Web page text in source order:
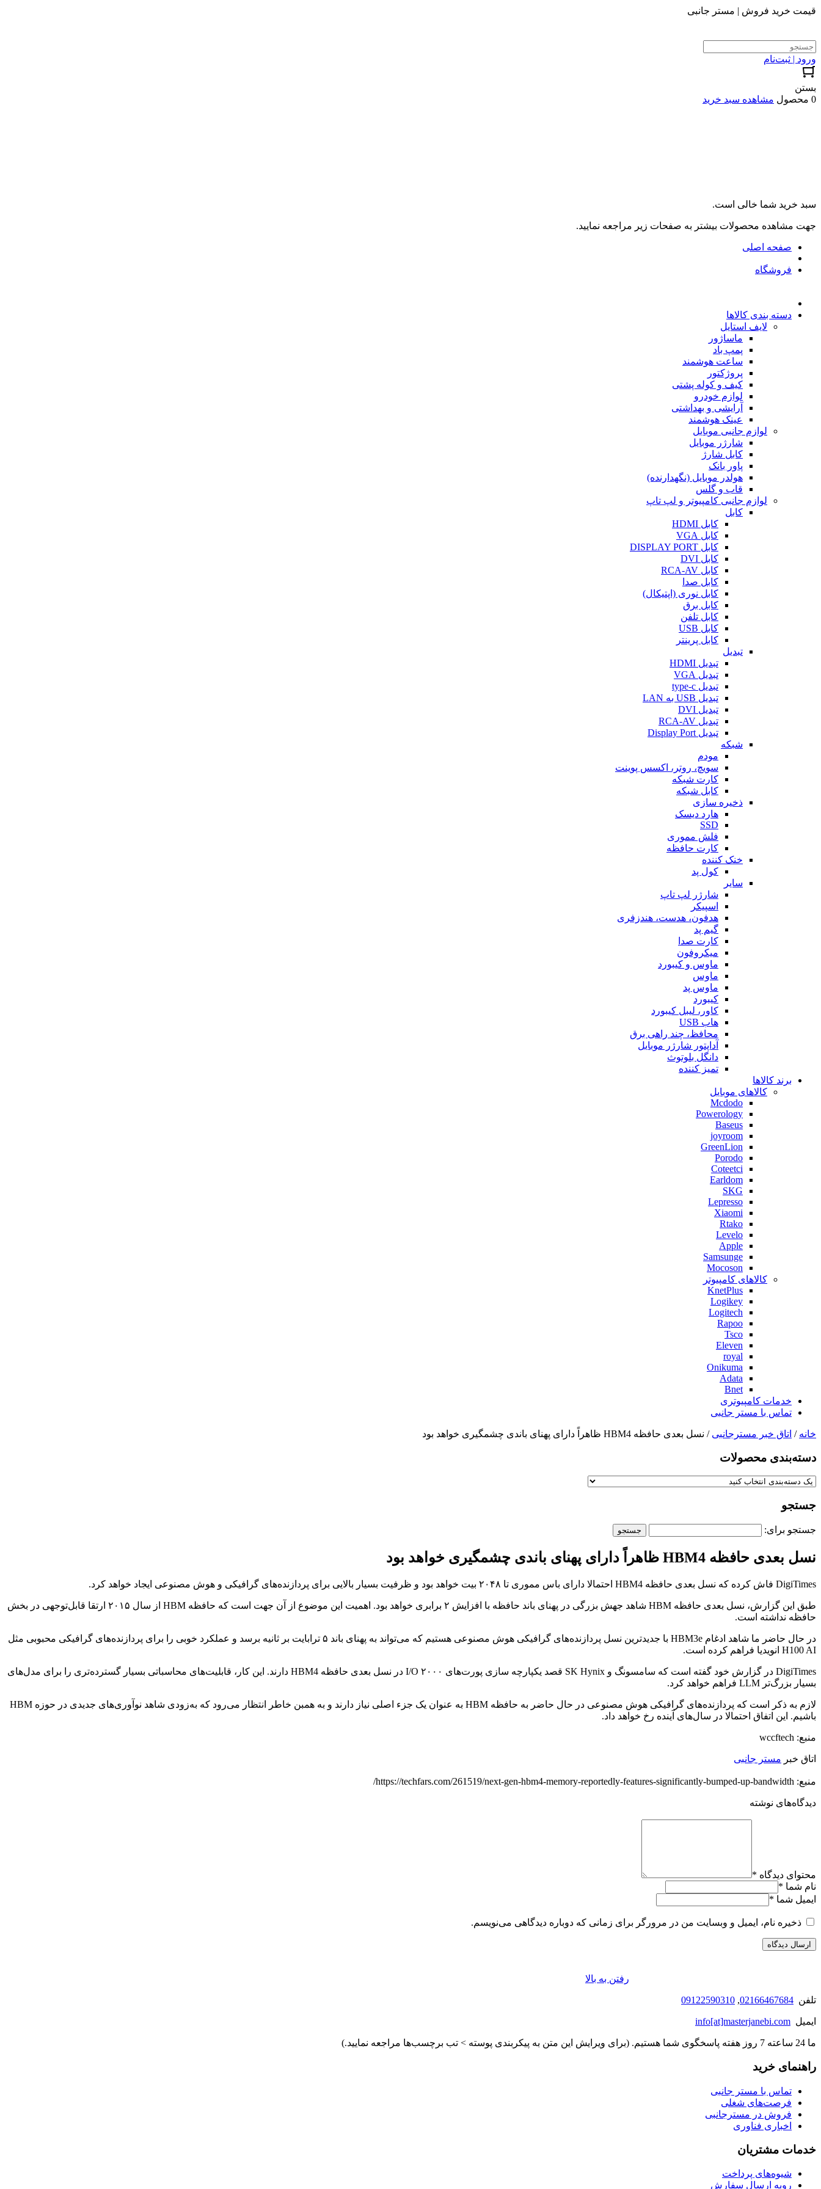
قیمت خرید فروش | مستر جانبی
ورود | ثبت‌نام
بستن
0 محصول
مشاهده سبد خرید
سبد خرید شما خالی است.
جهت مشاهده محصولات بیشتر به صفحات زیر مراجعه نمایید.
صفحه اصلی
فروشگاه
دسته بندی کالاها
لایف استایل
ماساژور
پمپ باد
ساعت هوشمند
پروژکتور
کیف و کوله پشتی
لوازم خودرو
آرایشی و بهداشتی
عینک هوشمند
لوازم جانبی موبایل
شارژر موبایل
کابل شارژ
پاور بانک
هولدر موبایل (نگهدارنده)
قاب و گلس
لوازم جانبی کامپیوتر و لپ تاپ
کابل
کابل HDMI
کابل VGA
کابل DISPLAY PORT
کابل DVI
کابل RCA-AV
کابل صدا
کابل نوری (اپتیکال)
کابل برق
کابل تلفن
کابل USB
کابل پرینتر
تبدیل
تبدیل HDMI
تبدیل VGA
تبدیل type-c
تبدیل USB به LAN
تبدیل DVI
تبدیل RCA-AV
تبدیل Display Port
شبکه
مودم
سویچ، روتر، اکسس پوینت
کارت شبکه
کابل شبکه
ذخیره سازی
هارد دیسک
SSD
فلش مموری
کارت حافظه
خنک کننده
کول پد
سایر
شارژر لپ تاپ
اسپیکر
هدفون، هدست، هندزفری
گیم پد
کارت صدا
میکروفون
ماوس و کیبورد
ماوس
ماوس پد
کیبورد
کاور، لیبل کیبورد
هاب USB
محافظ، چند راهی برق
آداپتور شارژر موبایل
دانگل بلوتوث
تمیز کننده
برند کالاها
کالاهای موبایل
Mcdodo
Powerology
Baseus
joyroom
GreenLion
Porodo
Coteetci
Earldom
SKG
Lepresso
Xiaomi
Rtako
Levelo
Apple
Samsunge
Mocoson
کالاهای کامپیوتر
KnetPlus
Logikey
Logitech
Rapoo
Tsco
Eleven
royal
Onikuma
Adata
Bnet
خدمات کامپیوتری
تماس با مستر جانبی
خانه / اتاق خبر مسترجانبی / نسل بعدی حافظه HBM4 ظاهراً دارای پهنای باندی چشمگیری خواهد بود
دسته‌بندی‌ محصولات
جستجو
جستجو برای:
نسل بعدی حافظه HBM4 ظاهراً دارای پهنای باندی چشمگیری خواهد بود
DigiTimes فاش کرده که نسل بعدی حافظه HBM4 احتمالا دارای باس مموری تا ۲۰۴۸ بیت خواهد بود و ظرفیت بسیار بالایی برای پردازنده‌های گرافیکی و هوش مصنوعی ایجاد خواهد کرد.
طبق این گزارش، نسل بعدی حافظه HBM شاهد جهش بزرگی در پهنای باند حافظه با افزایش ۲ برابری خواهد بود. اهمیت این موضوع از آن جهت است که حافظه HBM از سال ۲۰۱۵ ارتقا قابل‌توجهی در بخش
حافظه نداشته است.
در حال حاضر ما شاهد ادغام HBM3e با جدیدترین نسل پردازنده‌های گرافیکی هوش مصنوعی هستیم که می‌تواند به پهنای باند ۵ ترابایت بر ثانیه برسد و عملکرد خوبی را برای پردازنده‌های گرافیکی محبوبی مثل
H100 AI انویدیا فراهم کرده است.
DigiTimes در گزارش خود گفته است که سامسونگ و SK Hynix قصد یکپارچه سازی پورت‌های ۲۰۰۰ I/O در نسل بعدی حافظه HBM4 دارند. این کار، قابلیت‌های محاسباتی بسیار گسترده‌تری را برای مدل‌های
بسیار بزرگ‌تر LLM‌ فراهم خواهد کرد.
لازم به ذکر است که پردازنده‌های گرافیکی هوش مصنوعی در حال حاضر به حافظه HBM به عنوان یک جزء اصلی نیاز دارند و به همبن خاطر انتظار می‌رود که به‌زودی شاهد نوآوری‌های جدیدی در حوزه HBM
باشیم. این اتفاق احتمالا در سال‌های آینده رخ خواهد داد.
منبع: wccftech
اتاق خبر مستر جانبی
منبع: https://techfars.com/261519/next-gen-hbm4-memory-reportedly-features-significantly-bumped-up-bandwidth/
دیدگاه‌های نوشته
محتوای دیدگاه *
نام شما *
ایمیل شما *
ذخیره نام، ایمیل و وبسایت من در مرورگر برای زمانی که دوباره دیدگاهی می‌نویسم.
رفتن به بالا
تلفن 02166467684
,
09122590310
ایمیل info[at]masterjanebi.com
ما 24 ساعته 7 روز هفته پاسخگوی شما هستیم. (برای ویرایش این متن به پیکربندی پوسته > تب برچسب‌ها مراجعه نمایید.)
راهنمای خرید
تماس با مستر جانبی
فرصت‌های شغلی
فروش در مسترجانبی
اخباری فناوری
خدمات مشتریان
شیوه‌های پرداخت
رویه ارسال سفارش